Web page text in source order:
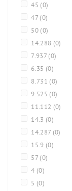
45 (0)
47 (0)
50 (0)
14.288 (0)
7.937 (0)
6.35 (0)
8.731 (0)
9.525 (0)
11.112 (0)
14.3 (0)
14.287 (0)
15.9 (0)
57 (0)
4 (0)
5 (0)